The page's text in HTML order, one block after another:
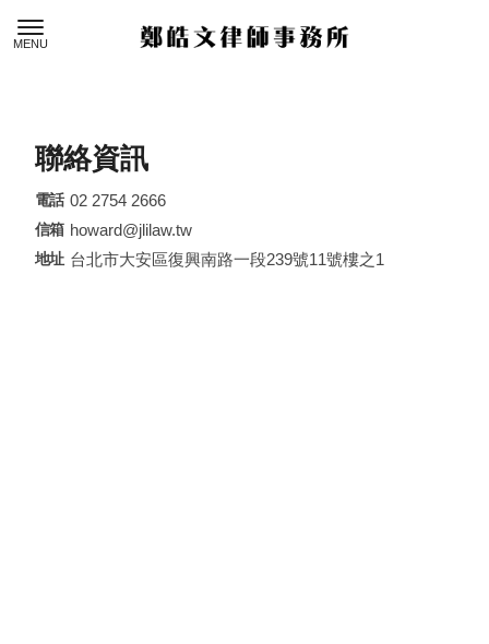
聯絡資訊
02 2754 2666
howard@jlilaw.tw
台北市大安區復興南路一段239號11號樓之1